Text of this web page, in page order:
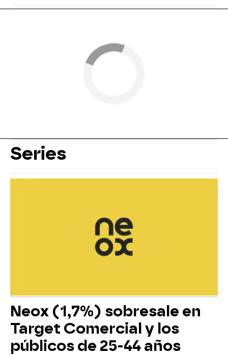
Series
Neox (1,7%) sobresale en
Target Comercial y los
públicos de 25-44 años